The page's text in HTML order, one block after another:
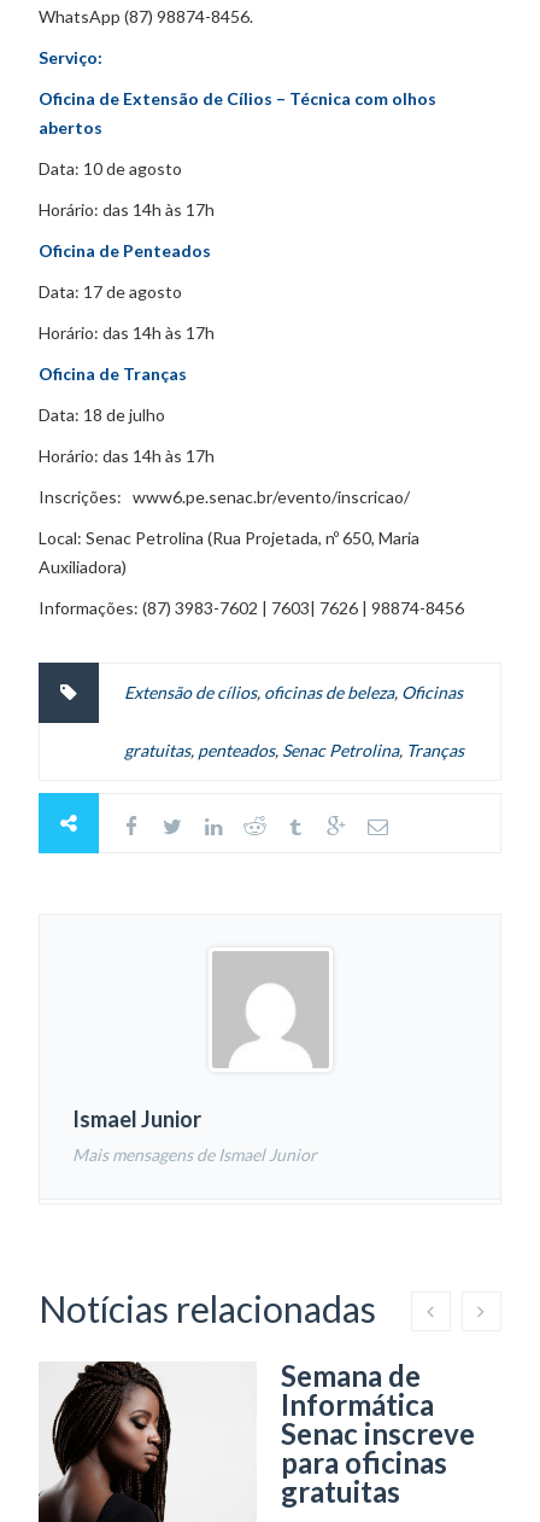
WhatsApp (87) 98874-8456.
Serviço:
Oficina de Extensão de Cílios – Técnica com olhos
abertos
Data: 10 de agosto
Horário: das 14h às 17h
Oficina de Penteados
Data: 17 de agosto
Horário: das 14h às 17h
Oficina de Tranças
Data: 18 de julho
Horário: das 14h às 17h
Inscrições: www6.pe.senac.br/evento/inscricao/
Local: Senac Petrolina (Rua Projetada, nº 650, Maria
Auxiliadora)
Informações: (87) 3983-7602 | 7603| 7626 | 98874-8456
Extensão de cílios, oficinas de beleza, Oficinas
gratuitas, penteados, Senac Petrolina, Tranças
Ismael Junior
Mais mensagens de Ismael Junior
Notícias relacionadas
Semana de
Informática
Senac inscreve
para oficinas
gratuitas